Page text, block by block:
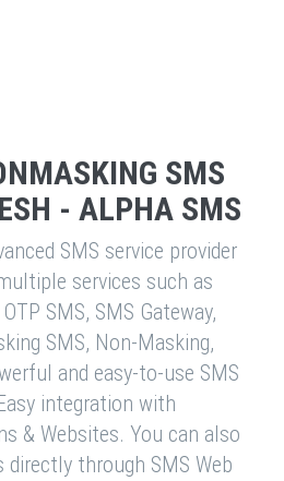
SMS
- ALPHA SMS
SMS service provider
services such as
SMS, SMS Gateway,
SMS, Non-Masking,
and easy-to-use SMS
integration with
& Websites. You can also
directly through SMS Web